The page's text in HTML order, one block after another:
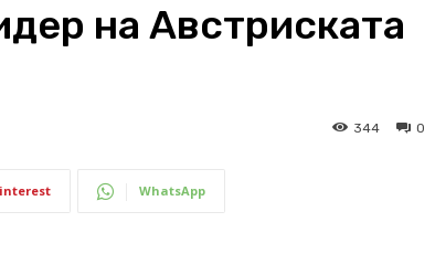
на Австриската
0
344
WhatsApp